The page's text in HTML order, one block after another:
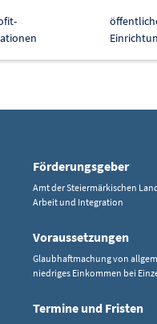
Förderungsgeber
Amt der Steiermärkischen
Arbeit und Integration
Voraussetzungen
Glaubhaftmachung von
niedriges Einkommen bei
Termine und Fristen